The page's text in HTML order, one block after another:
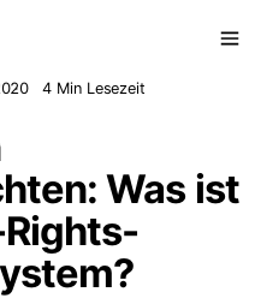
4 Min Lesezeit
Was ist